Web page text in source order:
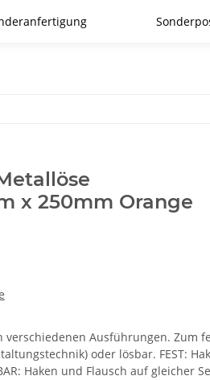
x 250mm Orange
Ausführungen. Zum
oder lösbar. FEST:
Haken und Flausch auf gleicher